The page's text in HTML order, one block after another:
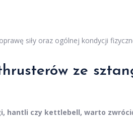
siły oraz ogólnej kondycji
ze
hantli czy kettlebell, warto